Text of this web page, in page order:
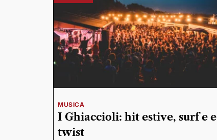
MUSICA
I Ghiaccioli: hit estive, surf e e
twist